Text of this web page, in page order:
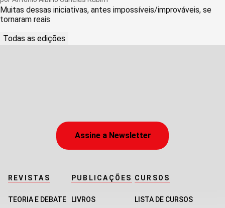
Muitas dessas iniciativas, antes impossíveis/improváveis, se
tornaram reais
Todas as edições
Assine a Newsletter
REVISTAS
TEORIA E DEBATE
PUBLICAÇÕES
LIVROS
CURSOS
LISTA DE CURSOS